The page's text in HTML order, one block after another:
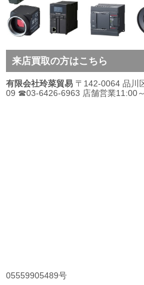
来店買取の方はこちら
有限会社玲菜貿易 〒142-0064 品川
09 ☎03-6426-6963 店舗営業11:00
05559905489号